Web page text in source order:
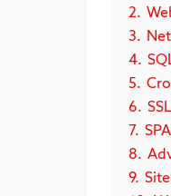
2.
3.
4.
5.
6.
7.
8.
9.